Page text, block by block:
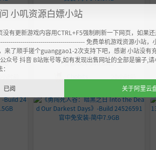
《寂静之冠》-Build 24584221官中免
安装-简中940.0MB
小叽资源白嫖小站
没有更新游戏内容用CTRL+F5强制刷新一下网页，如果
免费单机游戏资源小站
来了顺手搓个guanggao1-2次支持下吧，感谢 小站没有
众号 抖音 B站账号等,如有发现出售网址的全部是骗子,
已阅 关于阿里云